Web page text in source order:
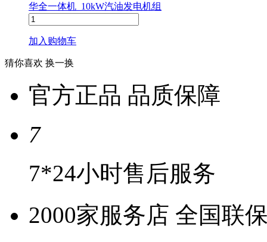
华全一体机_10kW汽油发电机组
加入购物车
猜你喜欢 换一换
官方正品 品质保障
7
7*24小时售后服务
2000家服务店 全国联